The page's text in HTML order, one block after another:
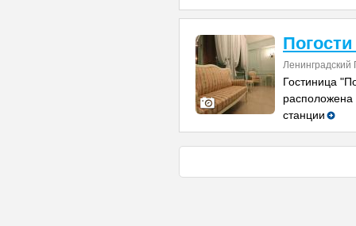
Ленинградский
Гостиница
расположена
станции